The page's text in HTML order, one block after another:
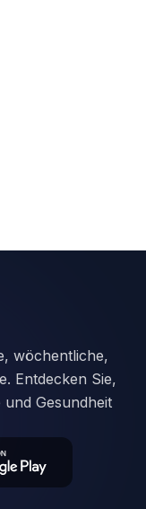
wöchentliche,
Entdecken Sie,
Gesundheit